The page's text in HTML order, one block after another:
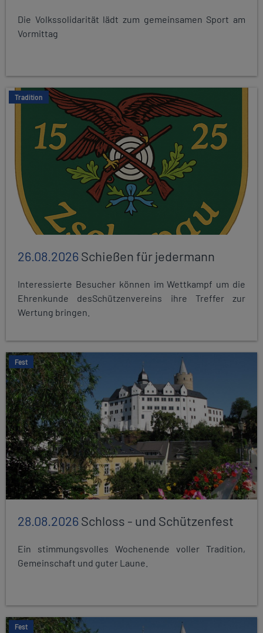
Die Volkssolidarität lädt zum gemeinsamen Sport am
Vormittag
Tradition
26.08.2026Schießen für jedermann
Interessierte Besucher können im Wettkampf um die
Ehrenkunde desSchützenvereins ihre Treffer zur
Wertung bringen.
Fest
28.08.2026Schloss - und Schützenfest
Ein stimmungsvolles Wochenende voller Tradition,
Gemeinschaft und guter Laune.
Fest